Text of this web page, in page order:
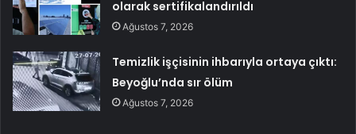
olarak sertifikalandırıldı
Ağustos 7, 2026
Temizlik işçisinin ihbarıyla ortaya çıktı:
Beyoğlu’nda sır ölüm
Ağustos 7, 2026